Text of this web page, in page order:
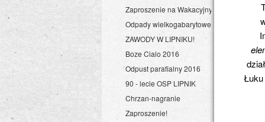
Zaproszenie na Wakacyjny Festyn Gminny
Odpady wielkogabarytowe
ZAWODY W LIPNIKU!
Boze Cialo 2016
Odpust parafialny 2016
90 - lecie OSP LIPNIK
Chrzan-nagranie
Zaproszenie!
Łuku